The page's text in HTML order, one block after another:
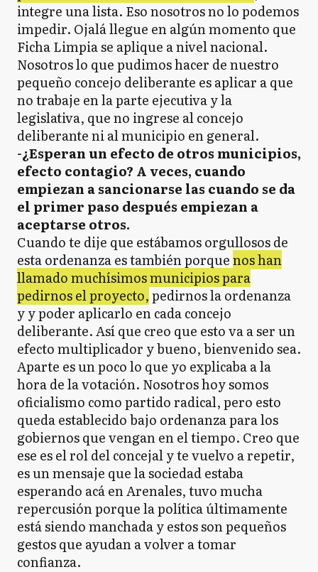
integre una lista. Eso nosotros no lo podemos
impedir. Ojalá llegue en algún momento que
Ficha Limpia se aplique a nivel nacional.
Nosotros lo que pudimos hacer de nuestro
pequeño concejo deliberante es aplicar a que
no trabaje en la parte ejecutiva y la
legislativa, que no ingrese al concejo
deliberante ni al municipio en general.
-¿Esperan un efecto de otros municipios,
efecto contagio? A veces, cuando
empiezan a sancionarse las cuando se da
el primer paso después empiezan a
aceptarse otros.
Cuando te dije que estábamos orgullosos de
esta ordenanza es también porquenos han
llamado muchísimos municipios para
pedirnos el proyecto,pedirnos la ordenanza
y y poder aplicarlo en cada concejo
deliberante. Así que creo que esto va a ser un
efecto multiplicador y bueno, bienvenido sea.
Aparte es un poco lo que yo explicaba a la
hora de la votación. Nosotros hoy somos
oficialismo como partido radical, pero esto
queda establecido bajo ordenanza para los
gobiernos que vengan en el tiempo. Creo que
ese es el rol del concejal y te vuelvo a repetir,
es un mensaje que la sociedad estaba
esperando acá en Arenales, tuvo mucha
repercusión porque la política últimamente
está siendo manchada y estos son pequeños
gestos que ayudan a volver a tomar
confianza.